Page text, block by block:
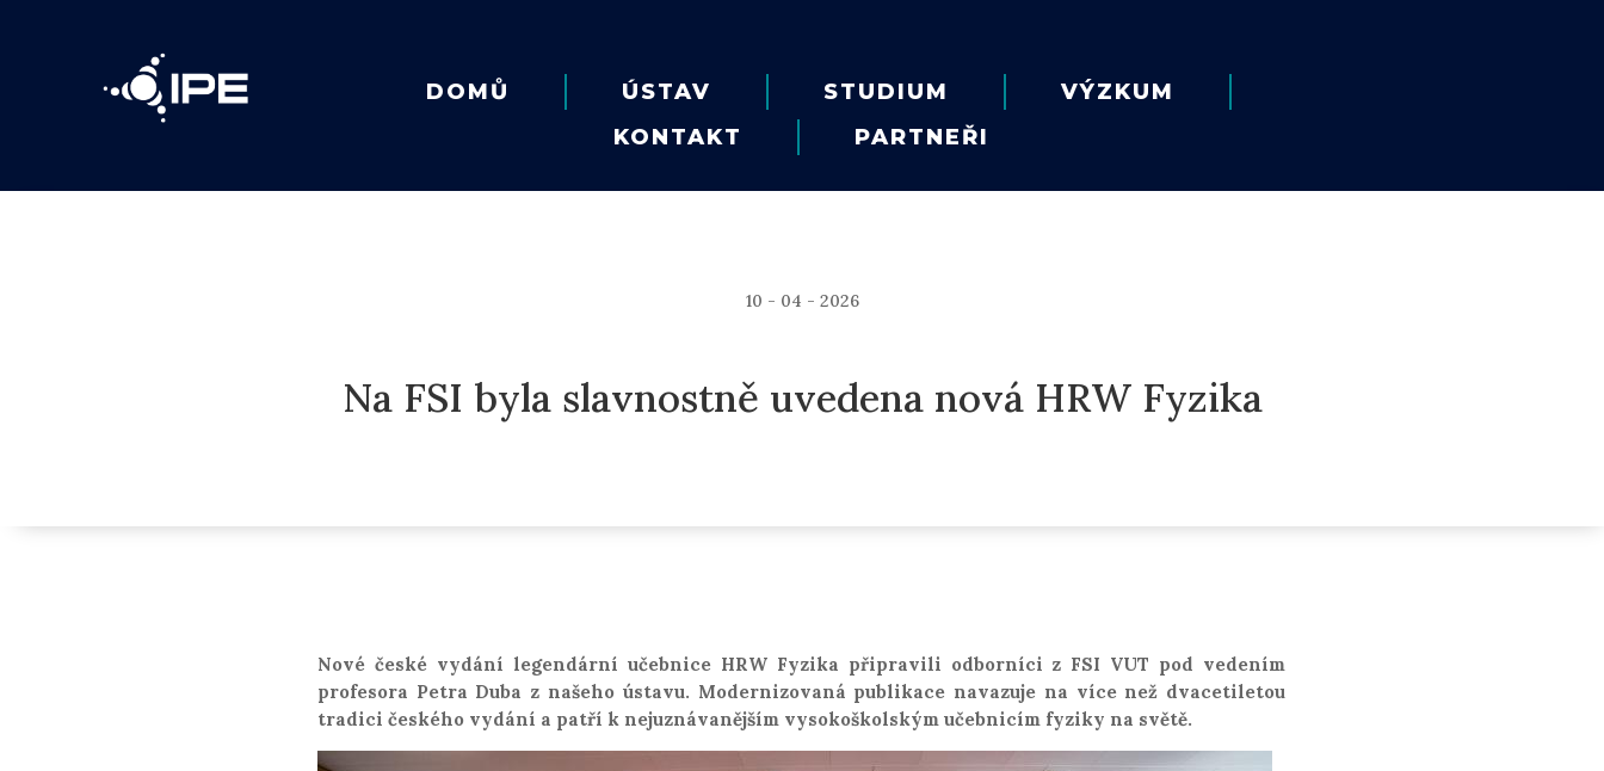
DOMŮ ÚSTAV STUDIUM
VÝZKUM
KONTAKT
PARTNEŘI
10 - 04 - 2026
Na FSI byla slavnostně uvedena nová HRW Fyzika
Nové české vydání legendární učebnice HRW Fyzika připravili odborníci z FSI VUT pod vedením
profesora Petra Duba z našeho ústavu. Modernizovaná publikace navazuje na více než dvacetiletou
tradici českého vydání a patří k nejuznávanějším vysokoškolským učebnicím fyziky na světě.